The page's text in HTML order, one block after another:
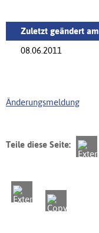
Zuletzt geändert am
08.06.2011
Änderungsmeldung
Teile diese Seite: